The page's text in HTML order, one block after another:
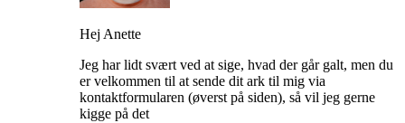
Hej Anette
Jeg har lidt svært ved at sige, hvad der går galt, men du
er velkommen til at sende dit ark til mig via
kontaktformularen (øverst på siden), så vil jeg gerne
kigge på det